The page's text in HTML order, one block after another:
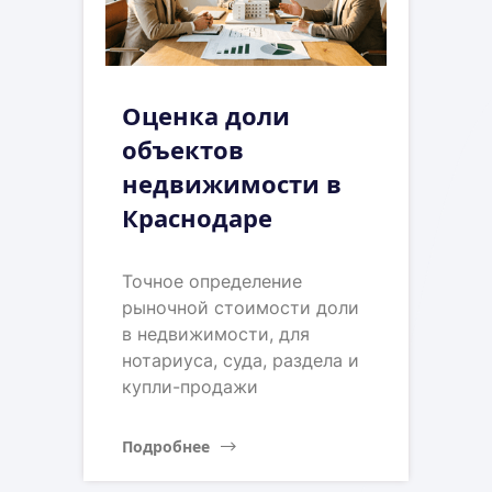
Оценка доли
объектов
недвижимости в
Краснодаре
Точное определение
рыночной стоимости доли
в недвижимости, для
нотариуса, суда, раздела и
купли-продажи
Подробнее